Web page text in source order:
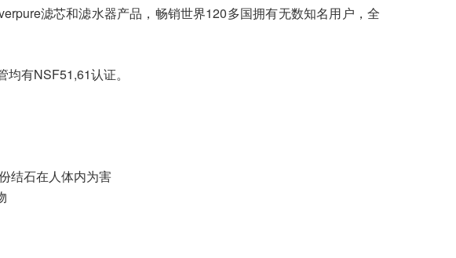
滤芯和滤水器产品，畅销世界120多国拥有无数知名用户，全
有NSF51,61认证。
结石在人体内为害